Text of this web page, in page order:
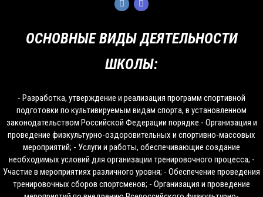
ОСНОВНЫЕ ВИДЫ ДЕЯТЕЛЬНОСТИ
ШКОЛЫ:
- Разработка, утверждение и реализация программ спортивной
подготовки по культивируемым видам спорта, в установленном
законодательством Российской Федерации порядке.- Организация и
проведение физкультурно-оздоровительных и спортивно-массовых
мероприятий; - Услуги и работы, обеспечивающие создание
необходимых условий для организации тренировочного процесса; -
Участие в мероприятиях различного уровня; - Обеспечение проведения
тренировочных сборов спортсменов; - Организация и проведение